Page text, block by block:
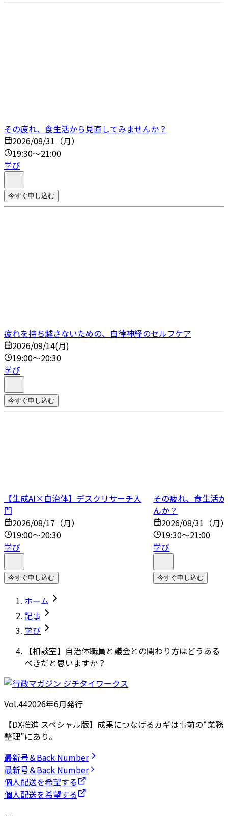
その疲れ、食生活から見直してみませんか？
2026/08/31（月）
19:30～21:00
学び
今すぐ申し込む
疲れを持ち越さないための、自律神経のセルフケア
2026/09/14(月)
19:00～20:30
学び
今すぐ申し込む
【生成AI×自治体】デスクリサーチ入
門
2026/08/17（月）
19:00～20:30
学び
今すぐ申し込む
その疲れ、食生活
んか？
2026/08/31（月
19:30～21:00
学び
今すぐ申し込む
ホーム
記事
学び
【相談室】自治体職員と議会との関わり方はどうある
べきだと思いますか？
Vol.442026年6月発行
【DX推進 スペシャル版】成果につなげるカギは事前の“業務
整理”にあり。
最新号＆Back Number
最新号＆Back Number
個人配送を希望する
個人配送を希望する